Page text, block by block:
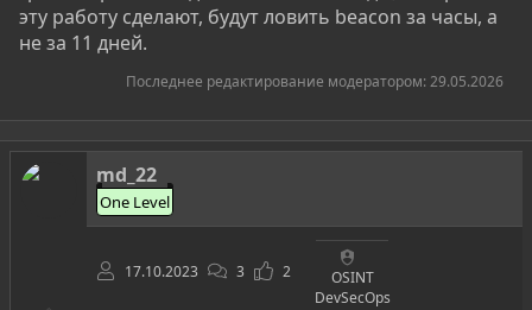
эту работу сделают, будут ловить beacon за часы, а
не за 11 дней.
Последнее редактирование модератором: 29.05.2026
md_22
One Level
17.10.2023 3 2
OSINT
DevSecOps